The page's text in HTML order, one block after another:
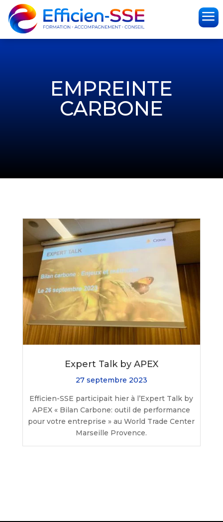
a
EMPREINTE
CARBONE
Expert Talk by APEX
27 septembre 2023
Efficien-SSE participait hier à l’Expert Talk by
APEX « Bilan Carbone: outil de performance
pour votre entreprise » au World Trade Center
Marseille Provence.